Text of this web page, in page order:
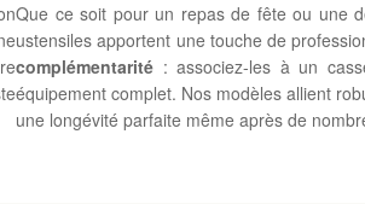
Que ce soit pour un repas de fête ou une
ustensiles apportent une touche de
complémentarité : associez-les à un
équipement complet. Nos modèles allient
une longévité parfaite même après de